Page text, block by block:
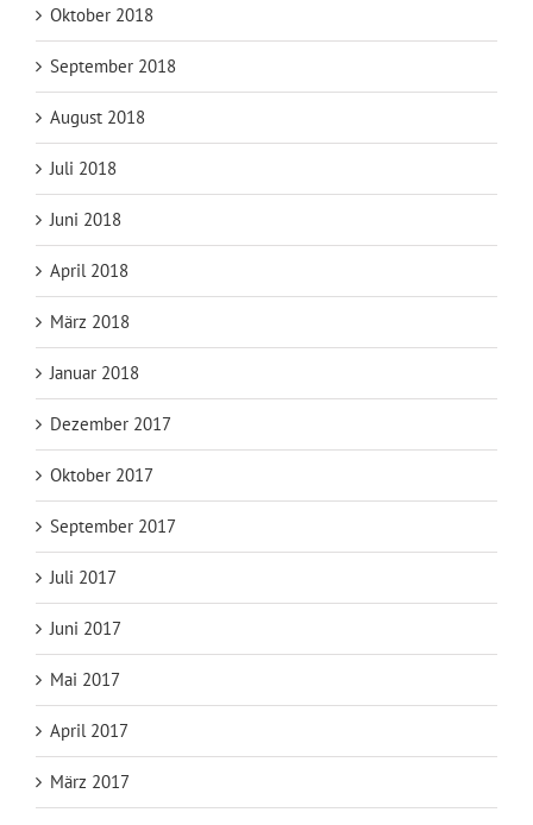
Oktober 2018
September 2018
August 2018
Juli 2018
Juni 2018
April 2018
März 2018
Januar 2018
Dezember 2017
Oktober 2017
September 2017
Juli 2017
Juni 2017
Mai 2017
April 2017
März 2017